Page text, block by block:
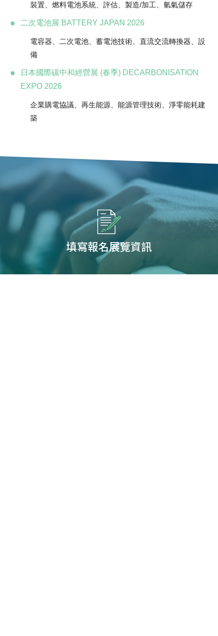
裝置、燃料電池系統、評估、製造/加工、氫氣儲存
二次電池展 BATTERY JAPAN 2026
電容器、二次電池、蓄電池技術、直流交流轉換器、設
備
日本國際碳中和經營展 (春季) DECARBONISATION
EXPO 2026
企業購電協議、再生能源、能源管理技術、淨零能耗建
築
填寫報名展覽資訊